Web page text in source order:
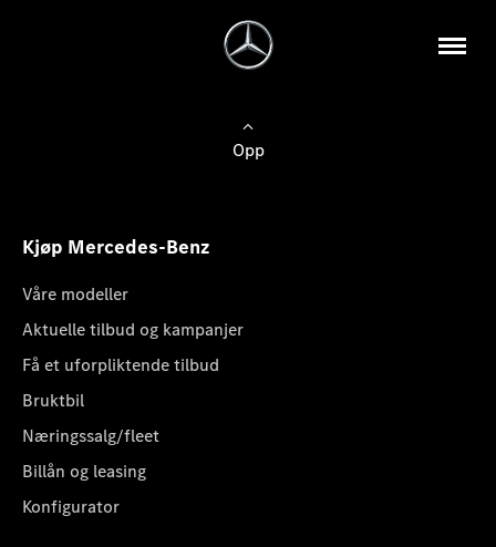
Opp
Kjøp Mercedes-Benz
Våre modeller
Aktuelle tilbud og kampanjer
Få et uforpliktende tilbud
Bruktbil
Næringssalg/fleet
Billån og leasing
Konfigurator